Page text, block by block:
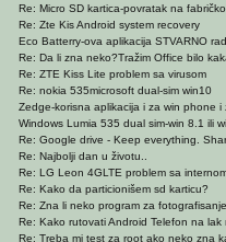
Re: Micro SD kartica-povratak na
Re: Zte Kis Android system recovery
Eco Batterry-ova aplikacija STVARNO
Re: Da li zna neko?Tražim Office bilo
Re: ZTE Kiss Lite problem sa virusom
Re: nokia 535microsoft dual-sim win10
Zedge-korisna aplikacija i za win phone i
Windows Lumia 535 dual sim-win 8.1 ili
Re: Google drive - Keep everything.
Re: Najbolji dan u životu..
Re: LG Leon 4GLTE problem sa
Re: Kako da particionišem sd karticu?
Re: Zna li neko program za
Re: Kako rutovati Android Telefon na lak
Re: Treba mi test za root ako neko zna